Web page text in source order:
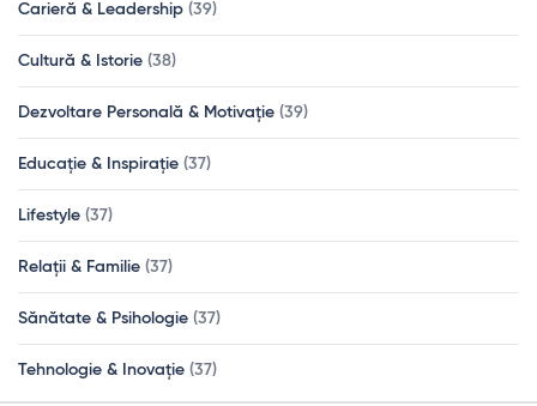
Carieră & Leadership (39)
Cultură & Istorie (38)
Dezvoltare Personală & Motivație (39)
Educație & Inspirație (37)
Lifestyle (37)
Relații & Familie (37)
Sănătate & Psihologie (37)
Tehnologie & Inovație (37)